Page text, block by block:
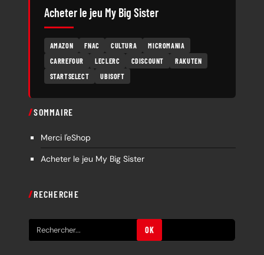
Acheter le jeu My Big Sister
AMAZON FNAC CULTURA
MICROMANIA
CARREFOUR
LECLERC CDISCOUNT
RAKUTEN
STARTSELECT
UBISOFT
SOMMAIRE
Merci l'eShop
Acheter le jeu My Big Sister
RECHERCHE
e
OK